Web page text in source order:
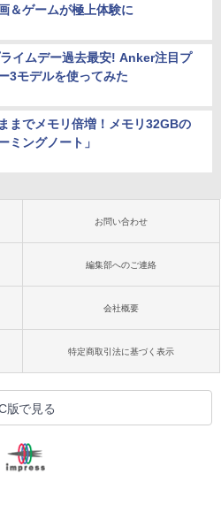
＆ゲームが極上体験に
イムデー過去最安! Anker注目プ
3モデルを使ってみた
までメモリ倍増！メモリ32GBの
ミングノート」
お問い合わせ
編集部へのご連絡
会社概要
特定商取引法に基づく表示
版で見る